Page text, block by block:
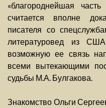
«благороднейшая
считается вполне
писателя со
литературовед из
возможную ее связь
всеми вытекающими
судьбы М.А. Булгакова.
Знакомство Ольги